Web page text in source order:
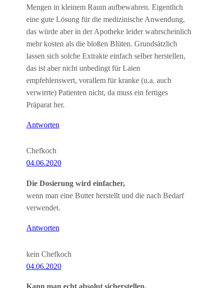
Mengen in kleinem Raum aufbewahren. Eigentlich
eine gute Lösung für die medizinische Anwendung,
das würde aber in der Apotheke leider wahrscheinlich
mehr kosten als die bloßen Blüten. Grundsätzlich
lassen sich solche Extrakte einfach selber herstellen,
das ist aber nicht unbedingt für Laien
empfehlenswert, vorallem für kranke (u.a. auch
verwirrte) Patienten nicht, da muss ein fertiges
Präparat her.
Antworten
Chefkoch
04.06.2020
Die Dosierung wird einfacher,
wenn man eine Butter herstellt und die nach Bedarf
verwendet.
Antworten
kein Chefkoch
04.06.2020